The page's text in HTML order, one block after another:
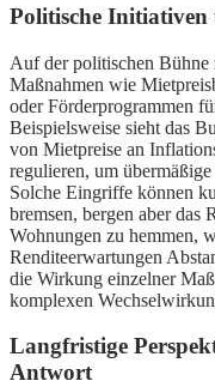
Politische
Auf der politischen Bühne
Maßnahmen wie
oder Förderprogrammen
Beispielsweise sieht das
von Mietpreise an
regulieren, um
Solche Eingriffe können
bremsen, bergen aber das
Wohnungen zu hemmen,
Renditeerwartungen
die Wirkung einzelner
komplexen
Langfristige
Antwort